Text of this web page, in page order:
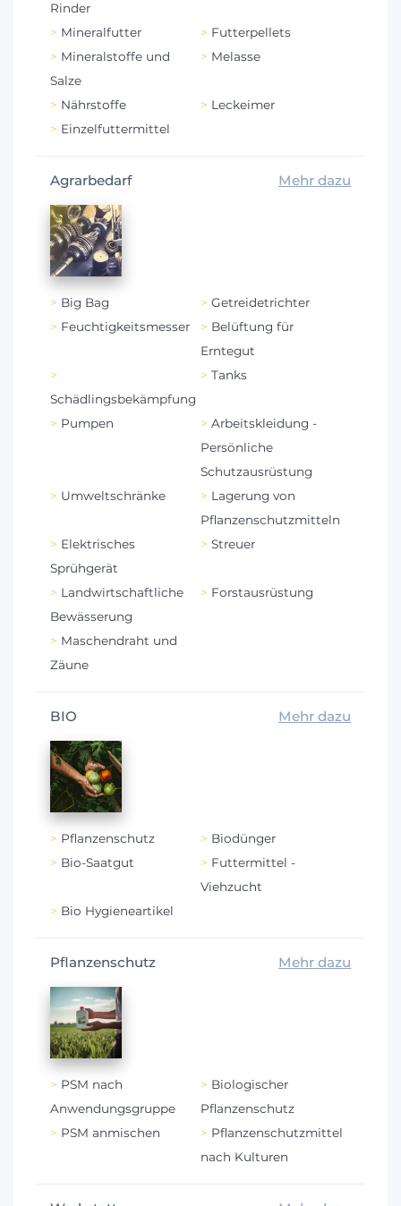
Rinder
Mineralfutter
Futterpellets
Mineralstoffe und
Salze
Melasse
Nährstoffe
Leckeimer
Einzelfuttermittel
Agrarbedarf Mehr dazu
Big Bag
Getreidetrichter
Feuchtigkeitsmesser
Belüftung für
Erntegut
Schädlingsbekämpfung
Tanks
Pumpen
Arbeitskleidung -
Persönliche
Schutzausrüstung
Umweltschränke
Lagerung von
Pflanzenschutzmitteln
Elektrisches
Sprühgerät
Streuer
Landwirtschaftliche
Bewässerung
Forstausrüstung
Maschendraht und
Zäune
BIO Mehr dazu
Pflanzenschutz
Biodünger
Bio-Saatgut
Futtermittel -
Viehzucht
Bio Hygieneartikel
Pflanzenschutz Mehr dazu
PSM nach
Anwendungsgruppe
Biologischer
Pflanzenschutz
PSM anmischen
Pflanzenschutzmittel
nach Kulturen